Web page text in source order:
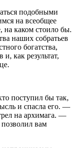
подобными
на всеобщее
на каком стоило бы.
наших собратьев
богатства,
как результат,
поступил бы так,
и спасла его. —
на архимага. —
вам